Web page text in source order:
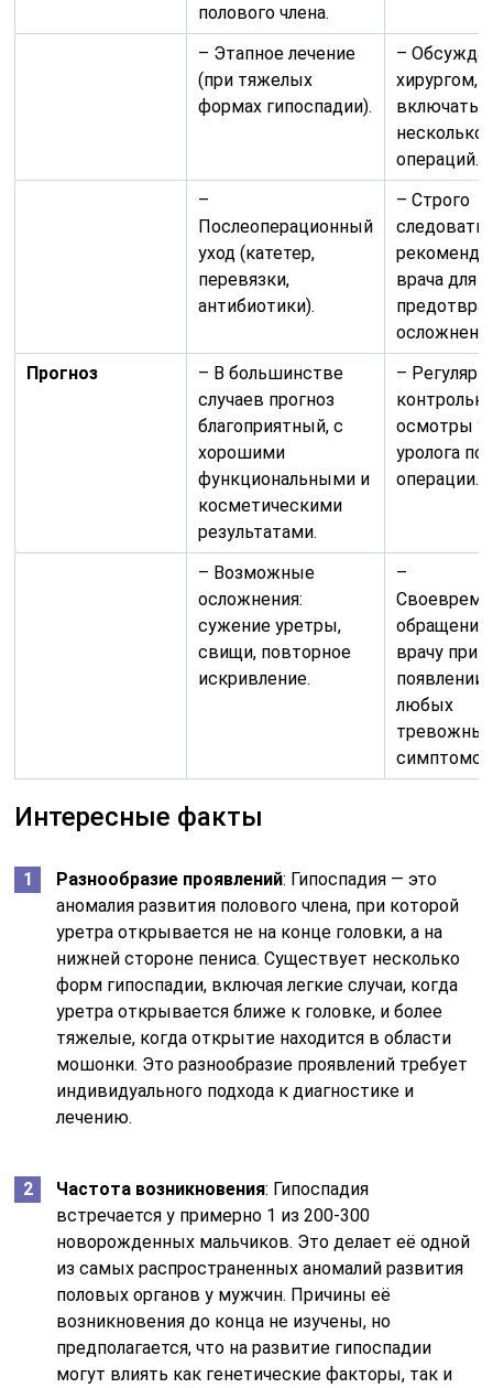
полового члена.
– Этапное лечение
(при тяжелых
формах гипоспадии).
–
хирургом,
включать
несколько
операций.
–
Послеоперационный
уход (катетер,
перевязки,
антибиотики).
– Строго
следовать
врача для
Прогноз
– В большинстве
случаев прогноз
благоприятный, с
хорошими
функциональными и
косметическими
результатами.
–
осмотры у
уролога
операции.
– Возможные
осложнения:
сужение уретры,
свищи, повторное
искривление.
–
обращение
врачу при
появлении
любых
Интересные факты
Разнообразие проявлений: Гипоспадия — это
аномалия развития полового члена, при которой
уретра открывается не на конце головки, а на
нижней стороне пениса. Существует несколько
форм гипоспадии, включая легкие случаи, когда
уретра открывается ближе к головке, и более
тяжелые, когда открытие находится в области
мошонки. Это разнообразие проявлений требует
индивидуального подхода к диагностике и
лечению.
Частота возникновения: Гипоспадия
встречается у примерно 1 из 200-300
новорожденных мальчиков. Это делает её одной
из самых распространенных аномалий развития
половых органов у мужчин. Причины её
возникновения до конца не изучены, но
предполагается, что на развитие гипоспадии
могут влиять как генетические факторы, так и